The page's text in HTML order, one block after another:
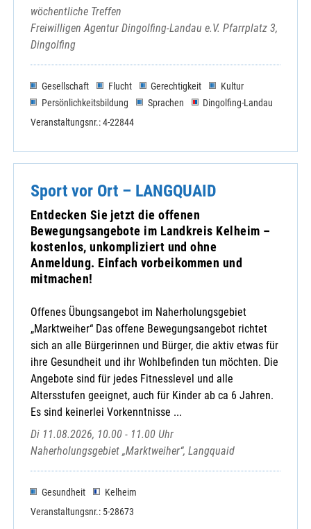
wöchentliche Treffen
Freiwilligen Agentur Dingolfing-Landau e.V. Pfarrplatz 3,
Dingolfing
Gesellschaft Flucht Gerechtigkeit
Kultur
Persönlichkeitsbildung
Sprachen
Dingolfing-Landau
Veranstaltungsnr.: 4-22844
Sport vor Ort – LANGQUAID
Entdecken Sie jetzt die offenen
Bewegungsangebote im Landkreis Kelheim –
kostenlos, unkompliziert und ohne
Anmeldung. Einfach vorbeikommen und
mitmachen!
Offenes Übungsangebot im Naherholungsgebiet
„Marktweiher“ Das offene Bewegungsangebot richtet
sich an alle Bürgerinnen und Bürger, die aktiv etwas für
ihre Gesundheit und ihr Wohlbefinden tun möchten. Die
Angebote sind für jedes Fitnesslevel und alle
Altersstufen geeignet, auch für Kinder ab ca 6 Jahren.
Es sind keinerlei Vorkenntnisse ...
Di 11.08.2026, 10.00 - 11.00 Uhr
Naherholungsgebiet „Marktweiher“, Langquaid
Gesundheit
Kelheim
Veranstaltungsnr.: 5-28673